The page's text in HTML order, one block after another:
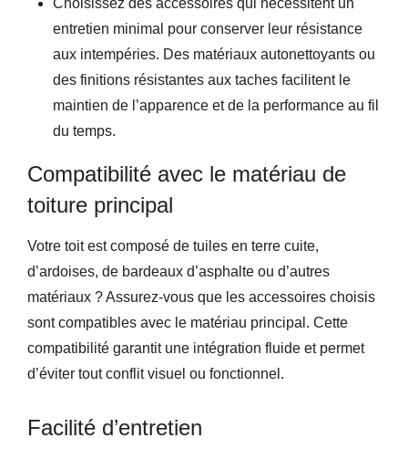
Choisissez des accessoires qui nécessitent un
entretien minimal pour conserver leur résistance
aux intempéries. Des matériaux autonettoyants ou
des finitions résistantes aux taches facilitent le
maintien de l’apparence et de la performance au fil
du temps.
Compatibilité avec le matériau de
toiture principal
Votre toit est composé de tuiles en terre cuite,
d’ardoises, de bardeaux d’asphalte ou d’autres
matériaux ? Assurez-vous que les accessoires choisis
sont compatibles avec le matériau principal. Cette
compatibilité garantit une intégration fluide et permet
d’éviter tout conflit visuel ou fonctionnel.
Facilité d’entretien